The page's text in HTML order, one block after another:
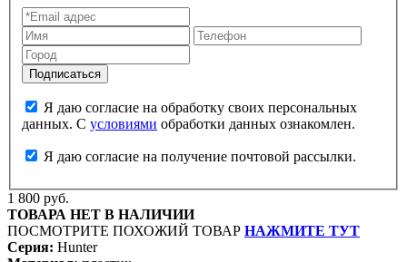
данных. С условиями обработки данных ознакомлен.
Я даю согласие на получение почтовой рассылки.
1 800 руб.
ТОВАРА НЕТ В НАЛИЧИИ
ПОСМОТРИТЕ ПОХОЖИЙ ТОВАР НАЖМИТЕ ТУТ
Серия: Hunter